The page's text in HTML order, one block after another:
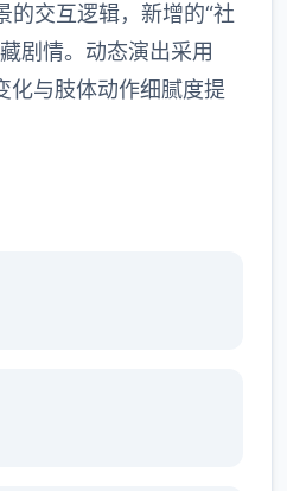
的交互逻辑，新增的“社
剧情。动态演出采用
化与肢体动作细腻度提